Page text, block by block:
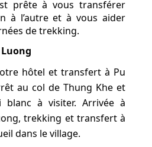
prête à vous transférer
à l’autre et à vous aider
de trekking.
Luong
hôtel et transfert à Pu
au col de Thung Khe et
blanc à visiter. Arrivée à
trekking et transfert à
dans le village.